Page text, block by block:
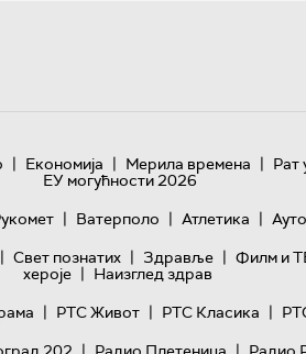
| Економија | Мерила времена | Рат
ЕУ могућности 2026
| Ватерполо | Атлетика |
| Свет познатих | Здравље | Филм и
хероје | Наизглед здрав
| РТС Живот | РТС Класика |